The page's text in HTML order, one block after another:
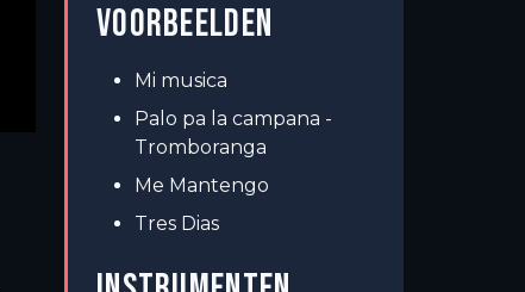
VOORBEELDEN
Mi musica
Palo pa la campana -
Tromboranga
Me Mantengo
Tres Dias